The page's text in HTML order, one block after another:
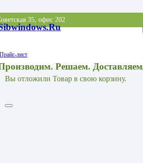
35, офис 202
Решаем. Доставляем
Прайс-лист
Вы отложилиТовар в свою корзину.